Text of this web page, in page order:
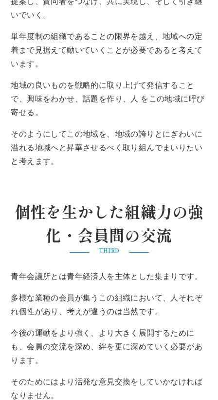
いでいく。
単年度制の組織であることの限界を越え、地域への定
着まで見据えて動いていくことが必要であると考えて
います。
地域の良いものを戦略的に取り上げて発信すること
で、興味をわかせ、話題を作り、人 をこの地域に呼び
寄せる。
そのようにしてこの地域を、地域の誇りとにぎわいに
溢れる地域へと昇華させるべく取り組んでまいりたい
と考えます。
個性を生かした組織力の強
化・会員間の交流
THIRD
青年会議所とは青年経済人を主体とした集まりです。
多様な業種の会員が集うこの組織において、人それぞ
れ個性があり、考えが違うのは当然です。
今後の運動をより強く、より大きく展開するために
も、会員の交流を深め、絆を更に深めていく必要があ
ります。
そのためにはより活発な意見交換をしていかなければ
なりません。